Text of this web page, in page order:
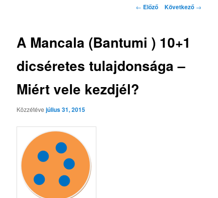
Bejegyzés
← Előző Következő →
A Mancala (Bantumi ) 10+1
dicséretes tulajdonsága –
Miért vele kezdjél?
Közzétévejúlius 31, 2015